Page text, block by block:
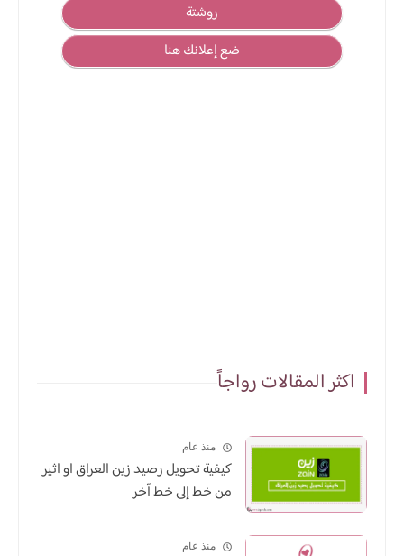
روشتة
ضع إعلانك هنا
اكثر المقالات رواجاً
منذ عام
كيفية تحويل رصيد زين العراق او اثير
من خط إلى خط آخر
منذ عام